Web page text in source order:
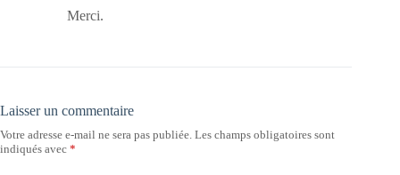
Merci.
Laisser un commentaire
Votre adresse e-mail ne sera pas publiée. Les champs obligatoires sont
indiqués avec *